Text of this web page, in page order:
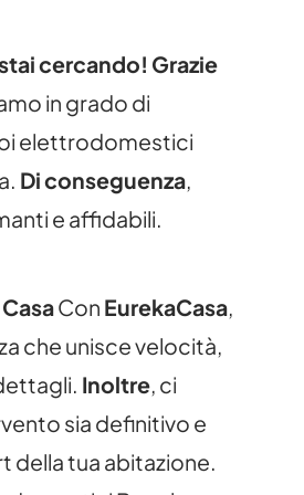
cercando! Grazie
in grado di
elettrodomestici
Di conseguenza,
e affidabili.
Con EurekaCasa,
che unisce velocità,
Inoltre, ci
sia definitivo e
della tua abitazione.